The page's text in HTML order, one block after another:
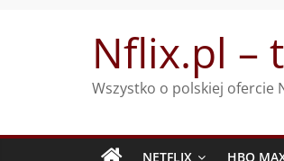
Nflix.pl –
Wszystko o polskiej ofercie
NETFLIX HBO